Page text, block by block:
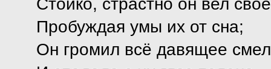
Стойко, страстно он вел
Пробуждая умы их от сна;
Он громил всё давящее